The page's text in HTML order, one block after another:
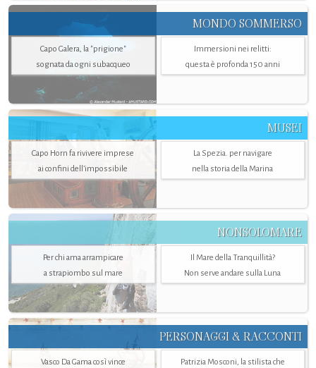
MONDO SOMMERSO
Capo Galera, la "prigione"
sognata da ogni subacqueo
Immersioni nei relitti:
questa è profonda 150 anni
MUSEI
Capo Horn fa rivivere imprese
ai confini dell’impossibile
La Spezia. per navigare
nella storia della Marina
NONSOLOMARE
Per chi ama arrampicare
a strapiombo sul mare
Il Mare della Tranquillità?
Non serve andare sulla Luna
PERSONAGGI & RACCONTI
Vasco Da Gama così vince
Patrizia Mosconi, la stilista che